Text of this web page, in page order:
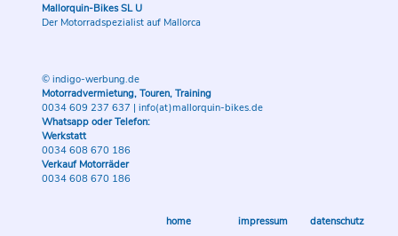
Mallorquin-Bikes SL U
Der Motorradspezialist auf Mallorca
© indigo-werbung.de
Motorradvermietung, Touren, Training
0034 609 237 637 | info(at)mallorquin-bikes.de
Whatsapp oder Telefon:
Werkstatt
0034 608 670 186
Verkauf Motorräder
0034 608 670 186
home impressum datenschutz